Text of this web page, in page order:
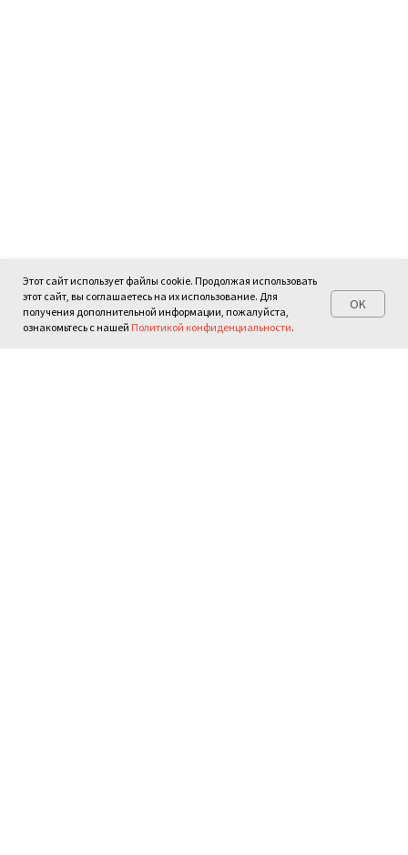
Этот сайт использует файлы cookie. Продолжая использовать
этот сайт, вы соглашаетесь на их использование. Для
получения дополнительной информации, пожалуйста,
ознакомьтесь с нашей Политикой конфиденциальности.
OK